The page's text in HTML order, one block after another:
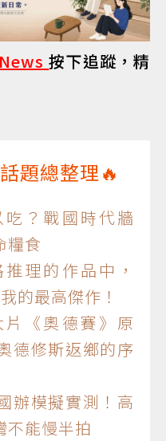
按下追蹤，精
題總整理🔥
？戰國時代牆
糧食
理的作品中，
的最高傑作！
《奧德賽》原
德修斯返鄉的序
辦模擬實測！高
不能慢半拍